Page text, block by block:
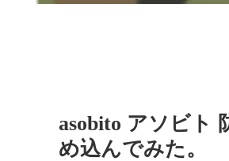
asobito アソビ
め込んでみた。